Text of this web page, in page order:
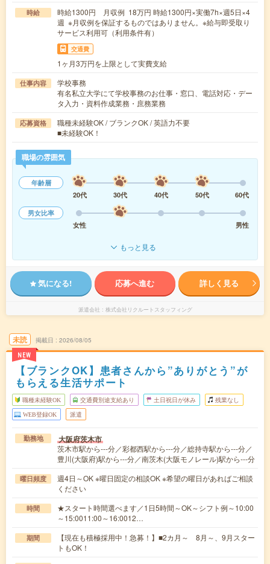
時給
時給1300円 月収例 18万円 時給1300円×実働7h×週5日×4
週 ※月収例を保証するものではありません。※給与即受取り
サービス利用可（利用条件有）
交通費
1ヶ月3万円を上限として実費支給
仕事内容
学校事務
有名私立大学にて学校事務のお仕事・窓口、電話対応・デー
タ入力・資料作成業務・庶務業務
応募資格
職種未経験OK / ブランクOK / 英語力不要
■未経験OK！
職場の雰囲気
年齢層
20代
30代 40代 50代
60代
男女比率
女性
男性
もっと見る
気になる! 応募へ進む 詳しく見る
派遣会社 株式会社リクルートスタッフィング
未読
NEW
掲載日 2026/08/05
【ブランクOK】患者さんから”ありがとう”が
もらえる生活サポート
職種未経験OK 交通費別途支給あり 土日祝日が休み 残業なし
WEB登録OK 派遣
勤務地 大阪府茨木市
茨木市駅から---分／彩都西駅から---分／総持寺駅から---分／
豊川(大阪府)駅から---分／南茨木(大阪モノレール)駅から---分
曜日頻度
週4日～OK ※曜日固定の相談OK ※希望の曜日があればご相談
ください
時間
★スタート時間選べます／1日5時間～OK～シフト例～10:00
～15:0011:00～16:0012…
期間
【現在も積極採用中！急募！】■2カ月～ 8月～、9月スター
トもOK！